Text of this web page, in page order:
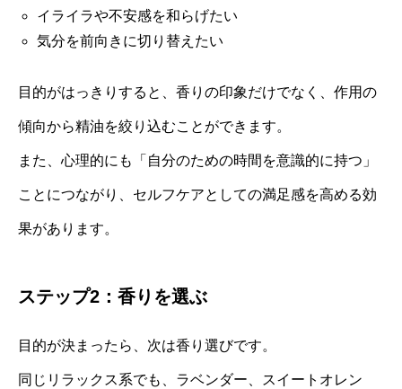
イライラや不安感を和らげたい
気分を前向きに切り替えたい
目的がはっきりすると、香りの印象だけでなく、作用の
傾向から精油を絞り込むことができます。
また、心理的にも「自分のための時間を意識的に持つ」
ことにつながり、セルフケアとしての満足感を高める効
果があります。
ステップ2：香りを選ぶ
目的が決まったら、次は香り選びです。
同じリラックス系でも、ラベンダー、スイートオレン